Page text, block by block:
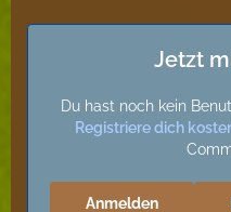
Jetzt
Du hast noch kein
Registriere dich
Anmelden